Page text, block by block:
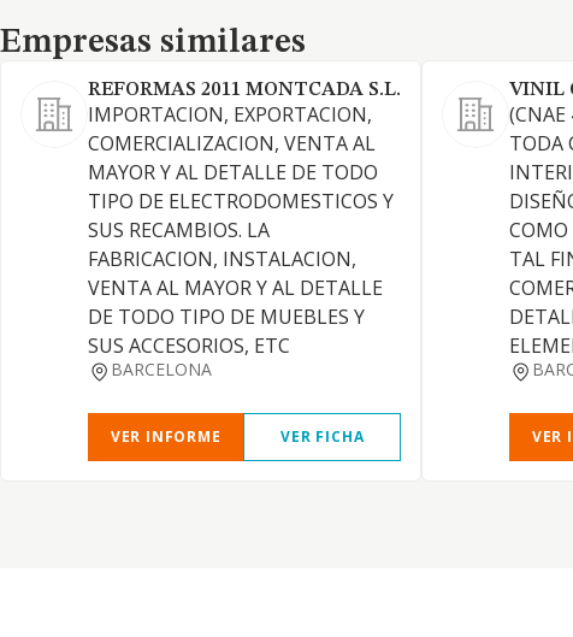
Empresas similares
Empresas similares
REFORMAS 2011 MONTCADA S.L.
IMPORTACION, EXPORTACION,
COMERCIALIZACION, VENTA AL
MAYOR Y AL DETALLE DE TODO
TIPO DE ELECTRODOMESTICOS Y
SUS RECAMBIOS. LA
FABRICACION, INSTALACION,
VENTA AL MAYOR Y AL DETALLE
DE TODO TIPO DE MUEBLES Y
SUS ACCESORIOS, ETC
BARCELONA
VER INFORME VER FICHA
VINIL
(CNAE
TODA
COMO
TAL
VER